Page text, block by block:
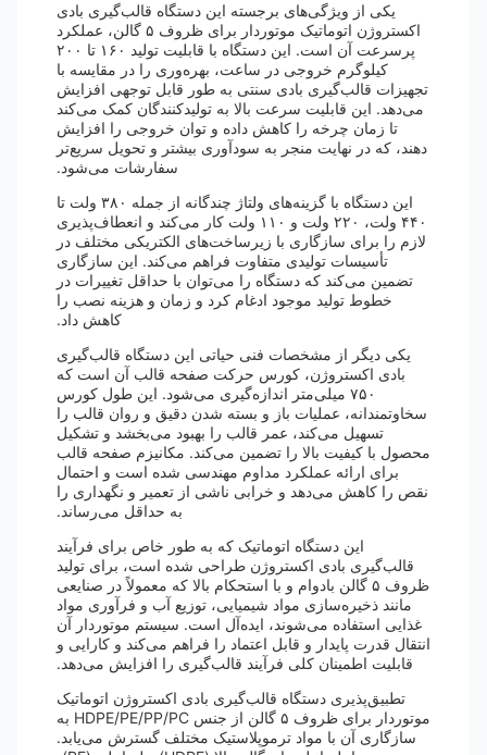
یکی از ویژگی‌های برجسته این دستگاه قالب‌گیری بادی
اکستروژن اتوماتیک موتوردار برای ظروف ۵ گالن، عملکرد
پرسرعت آن است. این دستگاه با قابلیت تولید ۱۶۰ تا ۲۰۰
کیلوگرم خروجی در ساعت، بهره‌وری را در مقایسه با
تجهیزات قالب‌گیری بادی سنتی به طور قابل توجهی افزایش
می‌دهد. این قابلیت سرعت بالا به تولیدکنندگان کمک می‌کند
تا زمان چرخه را کاهش داده و توان خروجی را افزایش
دهند، که در نهایت منجر به سودآوری بیشتر و تحویل سریع‌تر
سفارشات می‌شود.
این دستگاه با گزینه‌های ولتاژ چندگانه از جمله ۳۸۰ ولت تا
۴۴۰ ولت، ۲۲۰ ولت و ۱۱۰ ولت کار می‌کند و انعطاف‌پذیری
لازم را برای سازگاری با زیرساخت‌های الکتریکی مختلف در
تأسیسات تولیدی متفاوت فراهم می‌کند. این سازگاری
تضمین می‌کند که دستگاه را می‌توان با حداقل تغییرات در
خطوط تولید موجود ادغام کرد و زمان و هزینه نصب را
کاهش داد.
یکی دیگر از مشخصات فنی حیاتی این دستگاه قالب‌گیری
بادی اکستروژن، کورس حرکت صفحه قالب آن است که
۷۵۰ میلی‌متر اندازه‌گیری می‌شود. این طول کورس
سخاوتمندانه، عملیات باز و بسته شدن دقیق و روان قالب را
تسهیل می‌کند، عمر قالب را بهبود می‌بخشد و تشکیل
محصول با کیفیت بالا را تضمین می‌کند. مکانیزم صفحه قالب
برای ارائه عملکرد مداوم مهندسی شده است و احتمال
نقص را کاهش می‌دهد و خرابی ناشی از تعمیر و نگهداری را
به حداقل می‌رساند.
این دستگاه اتوماتیک که به طور خاص برای فرآیند
قالب‌گیری بادی اکستروژن طراحی شده است، برای تولید
ظروف ۵ گالن بادوام و با استحکام بالا که معمولاً در صنایعی
مانند ذخیره‌سازی مواد شیمیایی، توزیع آب و فرآوری مواد
غذایی استفاده می‌شوند، ایده‌آل است. سیستم موتوردار آن
انتقال قدرت پایدار و قابل اعتماد را فراهم می‌کند و کارایی و
قابلیت اطمینان کلی فرآیند قالب‌گیری را افزایش می‌دهد.
تطبیق‌پذیری دستگاه قالب‌گیری بادی اکستروژن اتوماتیک
موتوردار برای ظروف ۵ گالن از جنس HDPE/PE/PP/PC به
سازگاری آن با مواد ترموپلاستیک مختلف گسترش می‌یابد.